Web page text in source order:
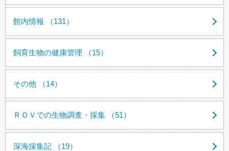
館内情報 （131）
飼育生物の健康管理 （15）
その他 （14）
ＲＯＶでの生物調査・採集 （51）
深海採集記 （19）